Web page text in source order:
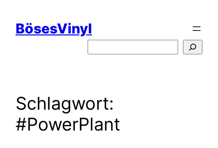
Inhalt
springen
BösesVinyl
n
Schlagwort:
#PowerPlant